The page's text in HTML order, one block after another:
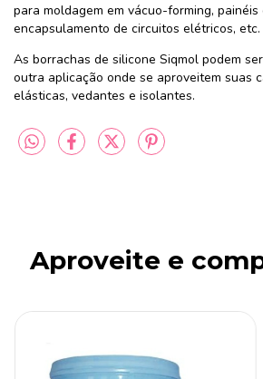
para moldagem em vácuo-forming,
encapsulamento de circuitos elétricos, etc.
As borrachas de silicone Siqmol podem
outra aplicação onde se aproveitem suas
elásticas, vedantes e isolantes.
Aproveite e